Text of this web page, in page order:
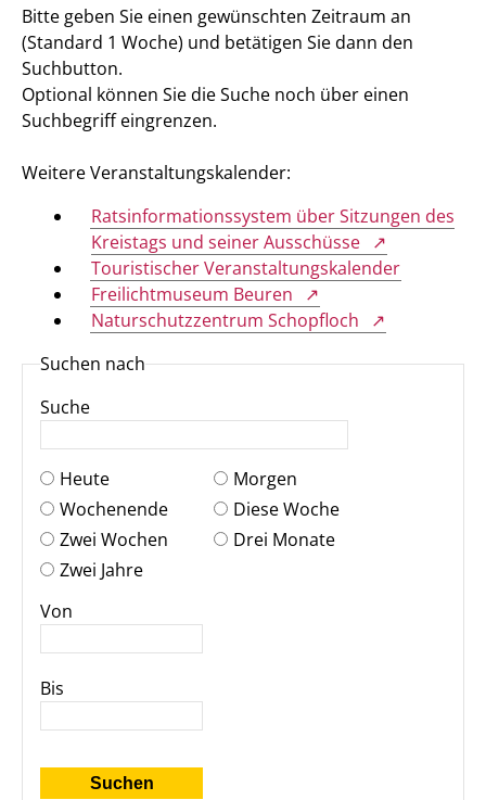
Bitte geben Sie einen gewünschten Zeitraum an
(Standard 1 Woche) und betätigen Sie dann den
Suchbutton.
Optional können Sie die Suche noch über einen
Suchbegriff eingrenzen.
Weitere Veranstaltungskalender:
Ratsinformationssystem über Sitzungen des
Kreistags und seiner Ausschüsse
Touristischer Veranstaltungskalender
Freilichtmuseum Beuren
Naturschutzzentrum Schopfloch
Suchen nach
Suche
Heute
Morgen
Wochenende
Diese Woche
Zwei Wochen
Drei Monate
Zwei Jahre
Von
Bis